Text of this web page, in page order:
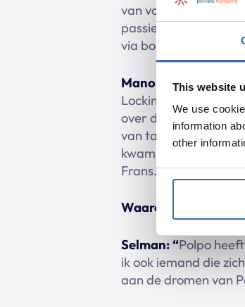
This website
We use
information
other
van voetbal. Niet
passie. Nog een
via boeken, films,
Manon:
“Dansen is
Locking, ook al wel
over de hele wereld
van talen is ook echt
kwam ik er al snel
Frans.”.
Waarom ben je bij
Selman: “Polpo
ik ook iemand die
aan de dromen van